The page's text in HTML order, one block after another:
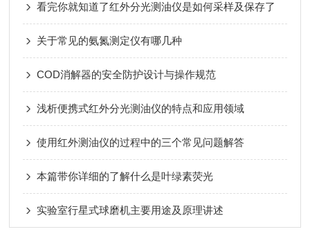
看完你就知道了红外分光测油仪是如何采样及保存了
关于常见的氨氮测定仪有哪几种
COD消解器的安全防护设计与操作规范
浅析便携式红外分光测油仪的特点和应用领域
使用红外测油仪的过程中的三个常见问题解答
本篇带你详细的了解什么是叶绿素荧光
实验室行星式球磨机主要用途及原理讲述